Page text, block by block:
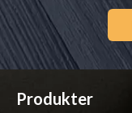
Produkter